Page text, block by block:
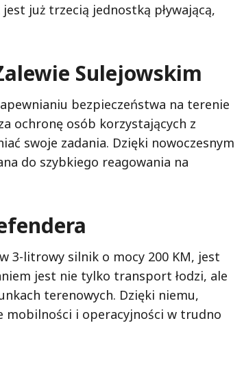
już trzecią jednostką pływającą,
Sulejowskim
bezpieczeństwa na terenie
ochronę osób korzystających z
swoje zadania. Dzięki nowoczesnym
do szybkiego reagowania na
3-litrowy silnik o mocy 200 KM, jest
jest nie tylko transport łodzi, ale
terenowych. Dzięki niemu,
mobilności i operacyjności w trudno